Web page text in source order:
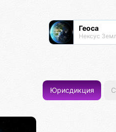
Геоса
Нексус
Юрисдикция